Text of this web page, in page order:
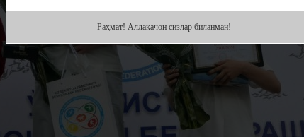
Раҳмат! Аллақачон сизлар биланман!